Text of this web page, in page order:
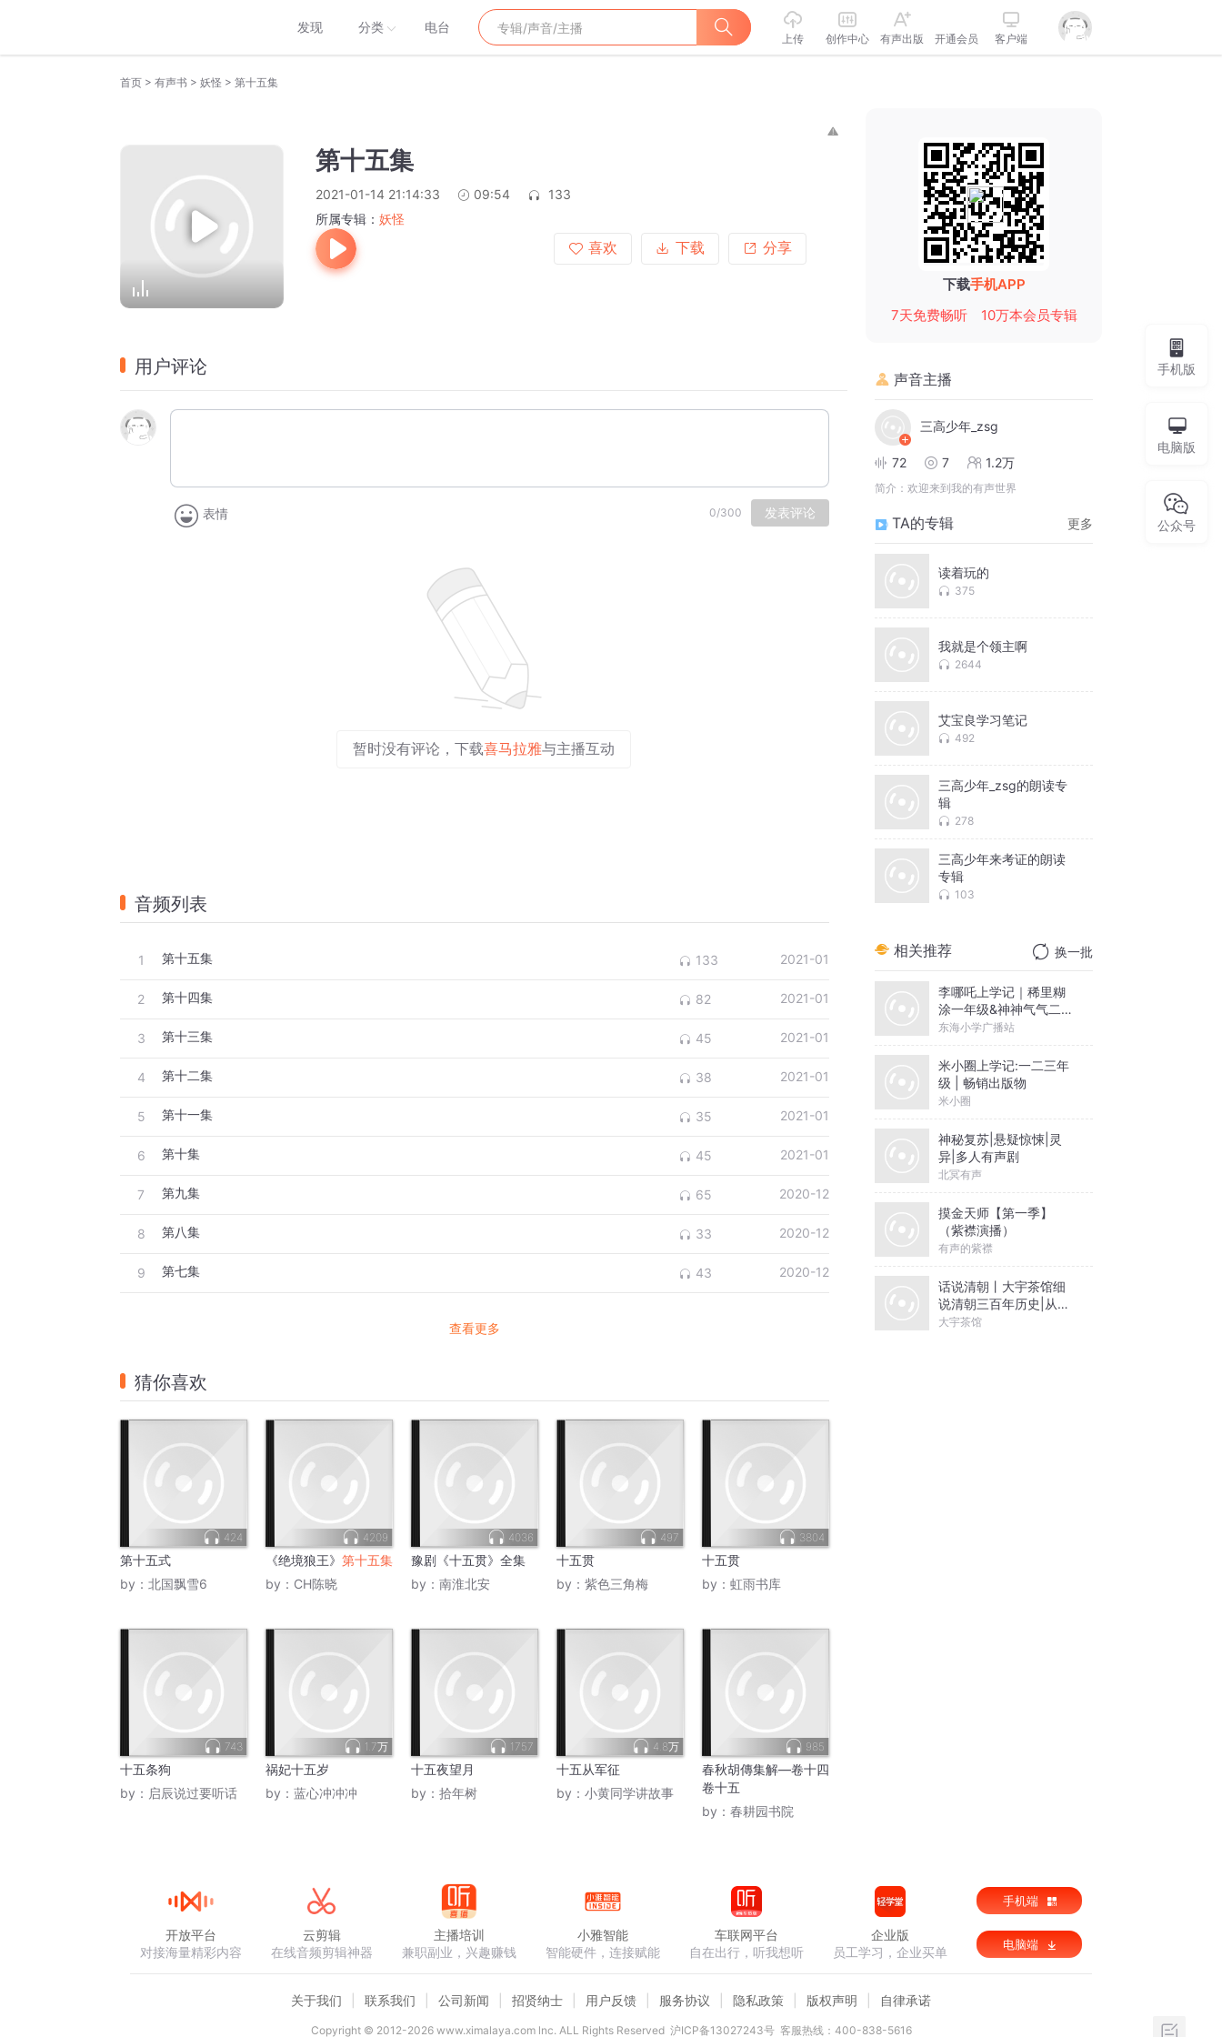
发现 分类 电台
上传 创作中心 有声出版 开通会员 客户端
首页 > 有声书 > 妖怪 > 第十五集
第十五集
2021-01-14 21:14:33 09:54
133
所属专辑： 妖怪
喜欢
下载 分享
用户评论
表情 0/300 发表评论
暂时没有评论，下载喜马拉雅与主播互动
音频列表
1 第十五集 133 2021-01
2 第十四集 82 2021-01
3 第十三集 45 2021-01
4 第十二集 38 2021-01
5 第十一集 35 2021-01
6 第十集 45 2021-01
7 第九集 65 2020-12
8 第八集 33 2020-12
9 第七集 43 2020-12
查看更多
猜你喜欢
424
第十五式
by： 北国飘雪6
4209
《绝境狼王》 第十五集
by： CH陈晓
4036
豫剧《十五贯》全集
by： 南淮北安
497
十五贯
by： 紫色三角梅
3804
十五贯
by： 虹雨书库
743
十五条狗
by： 启辰说过要听话
1.7万
祸妃十五岁
by： 蓝心冲冲冲
1757
十五夜望月
by： 拾年树
4.8万
十五从军征
by： 小黄同学讲故事
985
春秋胡傳集解—卷十四
卷十五
by： 春耕园书院
下载手机APP
7天免费畅听
10万本会员专辑
声音主播
三高少年_zsg
72 7 1.2万
简介： 欢迎来到我的有声世界
TA的专辑 更多
读着玩的
375
我就是个领主啊
2644
艾宝良学习笔记
492
三高少年_zsg的朗读专
辑
278
三高少年来考证的朗读
专辑
103
相关推荐 换一批
李哪吒上学记｜稀里糊
涂一年级&神神气气二年
级
东海小学广播站
米小圈上学记:一二三年
级 | 畅销出版物
米小圈
神秘复苏|悬疑惊悚|灵
异|多人有声剧
北冥有声
摸金天师【第一季】
（紫襟演播）
有声的紫襟
话说清朝丨大宇茶馆细
说清朝三百年历史|从努
尔哈赤到末代皇帝溥仪|
大宇茶馆
手机版
电脑版
公众号
开放平台
对接海量精彩内容
云剪辑
在线音频剪辑神器
主播培训
兼职副业，兴趣赚钱
小雅智能
智能硬件，连接赋能
车联网平台
自在出行，听我想听
企业版
员工学习，企业买单
手机端
电脑端
关于我们 联系我们 公司新闻 招贤纳士 用户反馈 服务协议 隐私政策 版权声明 自律承诺
Copyright © 2012-2026www.ximalaya.com lnc. ALL Rights Reserved 沪ICP备13027243号 客服热线：400-838-5616